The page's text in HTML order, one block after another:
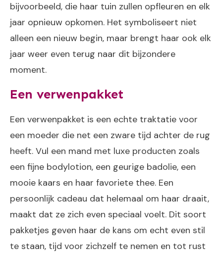
bijvoorbeeld, die haar tuin zullen opfleuren en elk
jaar opnieuw opkomen. Het symboliseert niet
alleen een nieuw begin, maar brengt haar ook elk
jaar weer even terug naar dit bijzondere
moment.
Een verwenpakket
Een verwenpakket is een echte traktatie voor
een moeder die net een zware tijd achter de rug
heeft. Vul een mand met luxe producten zoals
een fijne bodylotion, een geurige badolie, een
mooie kaars en haar favoriete thee. Een
persoonlijk cadeau dat helemaal om haar draait,
maakt dat ze zich even speciaal voelt. Dit soort
pakketjes geven haar de kans om echt even stil
te staan, tijd voor zichzelf te nemen en tot rust